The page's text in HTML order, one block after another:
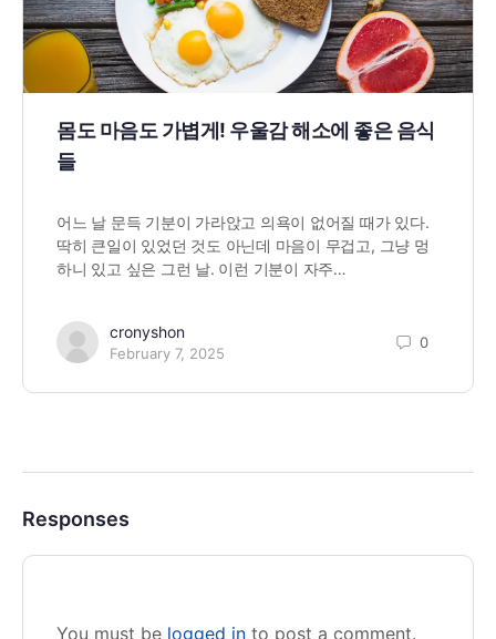
몸도 마음도 가볍게! 우울감 해소에 좋은 음식
들
어느 날 문득 기분이 가라앉고 의욕이 없어질 때가 있다.
딱히 큰일이 있었던 것도 아닌데 마음이 무겁고, 그냥 멍
하니 있고 싶은 그런 날. 이런 기분이 자주…
cronyshon
February 7, 2025
0
Responses
You must be logged in to post a comment.